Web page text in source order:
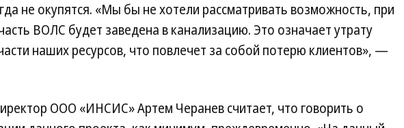
не окупятся. «Мы бы не хотели рассматривать возможность, при
ВОЛС будет заведена в канализацию. Это означает утрату
наших ресурсов, что повлечет за собой потерю клиентов», —
ООО «ИНСИС» Артем Черанев считает, что говорить о